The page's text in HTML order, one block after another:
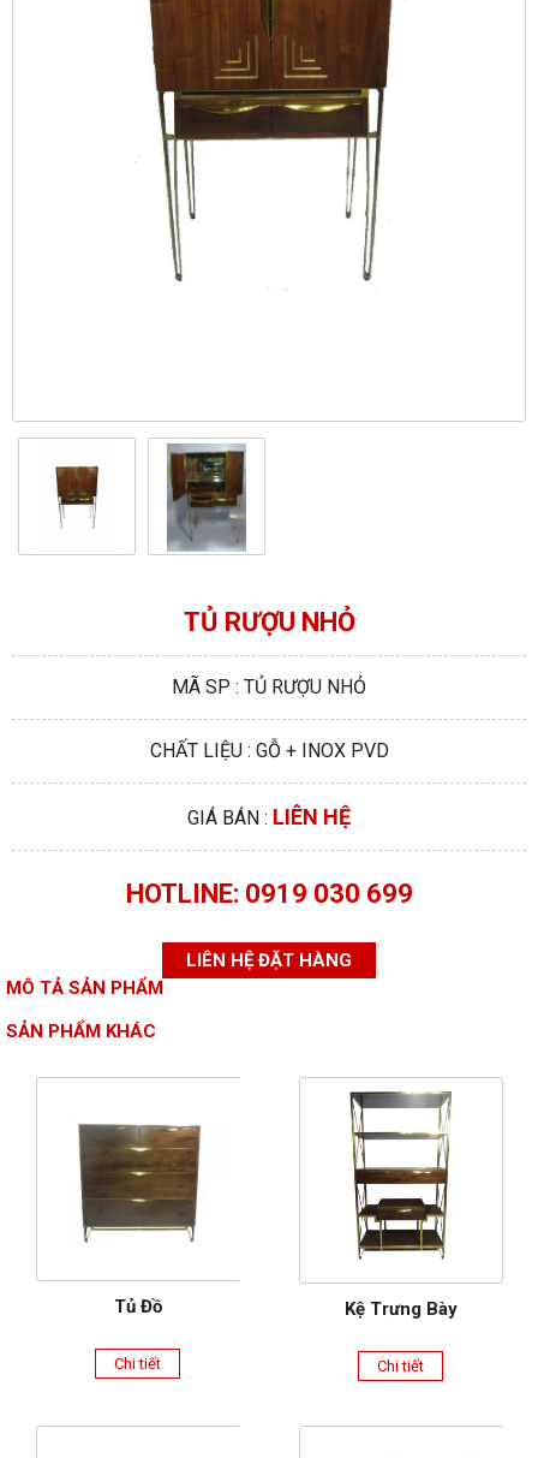
TỦ RƯỢU NHỎ
MÃ SP : TỦ RƯỢU NHỎ
CHẤT LIỆU : GỖ + INOX PVD
GIÁ BÁN : LIÊN HỆ
HOTLINE: 0919 030 699
LIÊN HỆ ĐẶT HÀNG
MÔ TẢ SẢN PHẨM
SẢN PHẨM KHÁC
Tủ Đồ
Chi tiết
Kệ Trưng Bày
Chi tiết